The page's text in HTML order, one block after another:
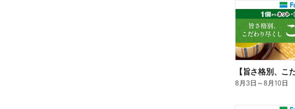
8月3日 ～8月10日